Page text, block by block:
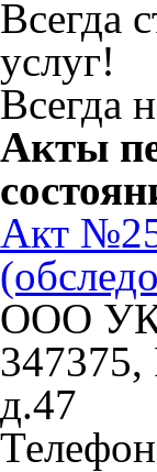
Всегда
услуг!
Всегда
Акты
Акт №25
ООО УК
347375,
д.47